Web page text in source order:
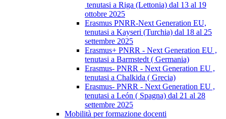
tenutasi a Riga (Lettonia) dal 13 al 19
ottobre 2025
Erasmus PNRR-Next Generation EU,
tenutasi a Kayseri (Turchia) dal 18 al 25
settembre 2025
Erasmus+ PNRR - Next Generation EU ,
tenutasi a Barmstedt ( Germania)
Erasmus- PNRR - Next Generation EU ,
tenutasi a Chalkida ( Grecia)
Erasmus- PNRR - Next Generation EU ,
tenutasi a León ( Spagna) dal 21 al 28
settembre 2025
Mobilità per formazione docenti